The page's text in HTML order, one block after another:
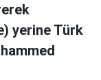
yerine Türk